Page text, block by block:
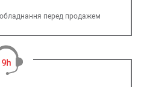
обладнання перед продажем